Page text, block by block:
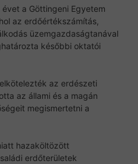
a Göttingeni Egyetem
az erdőértékszámítás,
üzemgazdaságtanával
későbbi oktatói
az erdészeti
az állami és a magán
megismertetni a
hazaköltözött
erdőterületek